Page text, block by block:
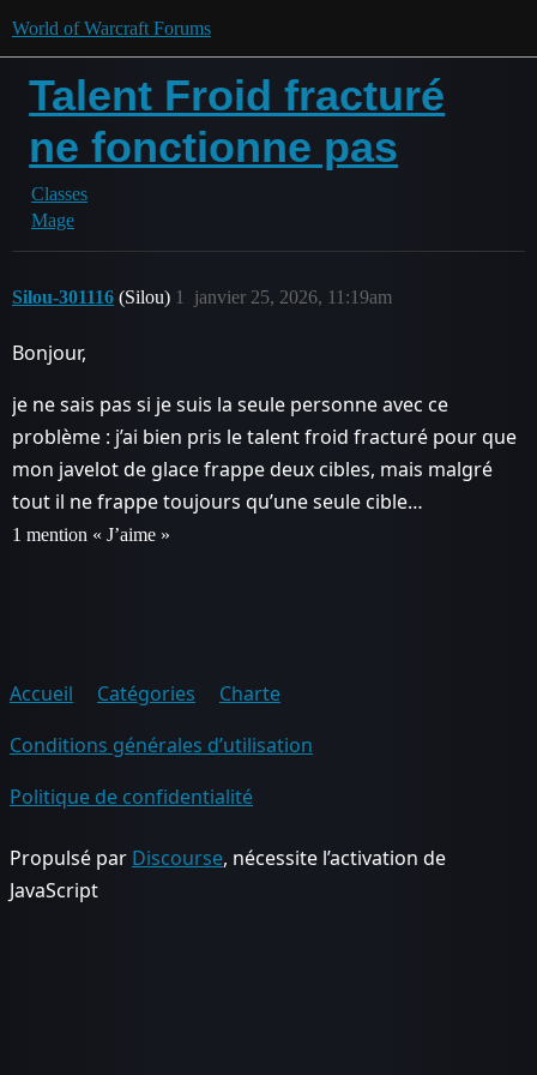
World of Warcraft Forums
Talent Froid fracturé
ne fonctionne pas
Classes
Mage
Silou-301116 (Silou) janvier 25, 2026, 11:19am
1
Bonjour,
je ne sais pas si je suis la seule personne avec ce
problème : j’ai bien pris le talent froid fracturé pour que
mon javelot de glace frappe deux cibles, mais malgré
tout il ne frappe toujours qu’une seule cible…
1 mention « J’aime »
Accueil Catégories
Charte
Conditions générales d’utilisation
Politique de confidentialité
Propulsé par Discourse, nécessite l’activation de
JavaScript